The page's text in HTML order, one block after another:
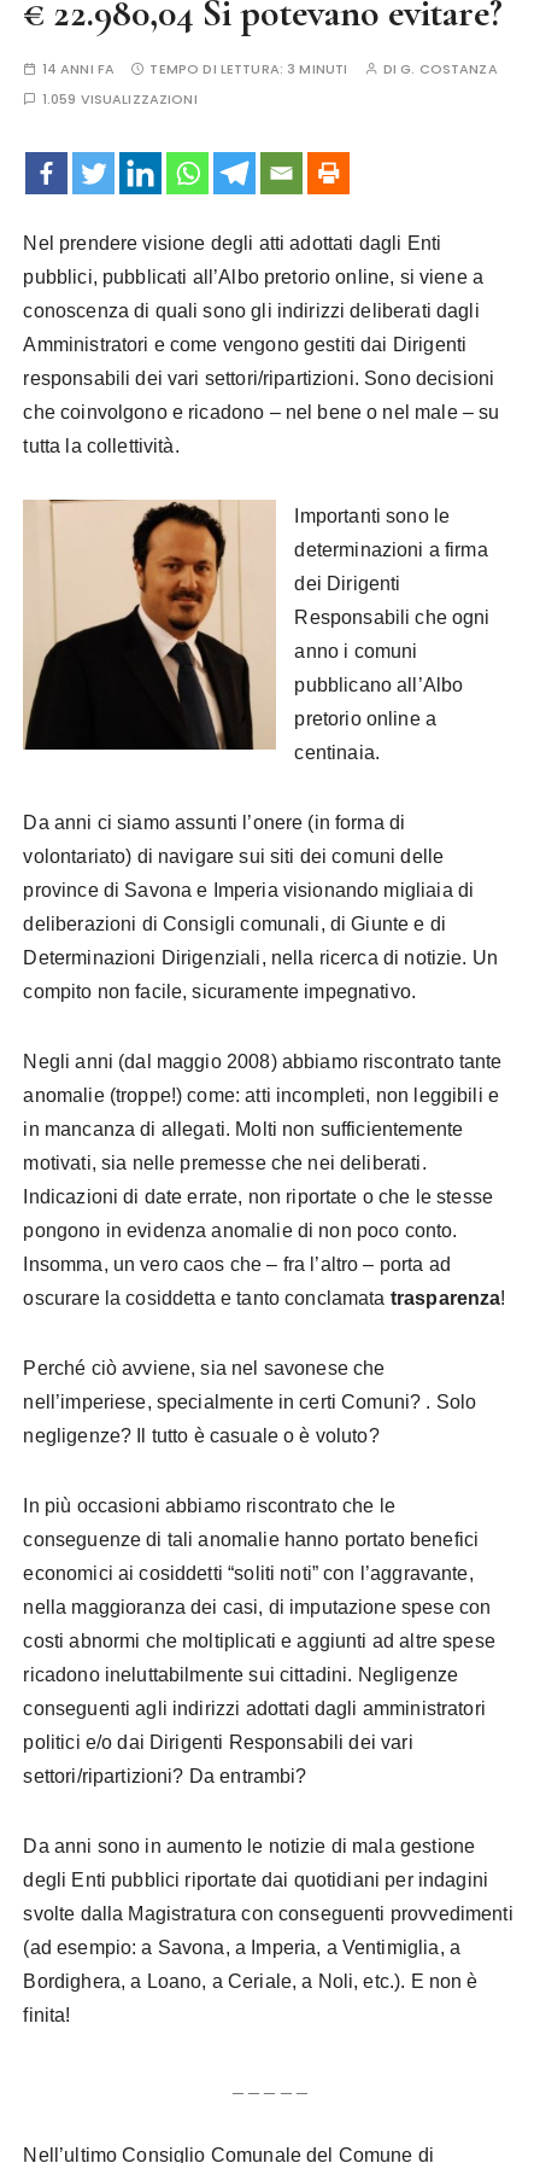
€ 22.980,04 Si potevano evitare?
14 ANNI FA TEMPO DI LETTURA: 3 MINUTI DIG. COSTANZA
1.059 VISUALIZZAZIONI
Nel prendere visione degli atti adottati dagli Enti
pubblici, pubblicati all’Albo pretorio online, si viene a
conoscenza di quali sono gli indirizzi deliberati dagli
Amministratori e come vengono gestiti dai Dirigenti
responsabili dei vari settori/ripartizioni. Sono decisioni
che coinvolgono e ricadono – nel bene o nel male – su
tutta la collettività.
Importanti sono le
determinazioni a firma
dei Dirigenti
Responsabili che ogni
anno i comuni
pubblicano all’Albo
pretorio online a
centinaia.
Da anni ci siamo assunti l’onere (in forma di
volontariato) di navigare sui siti dei comuni delle
province di Savona e Imperia visionando migliaia di
deliberazioni di Consigli comunali, di Giunte e di
Determinazioni Dirigenziali, nella ricerca di notizie. Un
compito non facile, sicuramente impegnativo.
Negli anni (dal maggio 2008) abbiamo riscontrato tante
anomalie (troppe!) come: atti incompleti, non leggibili e
in mancanza di allegati. Molti non sufficientemente
motivati, sia nelle premesse che nei deliberati.
Indicazioni di date errate, non riportate o che le stesse
pongono in evidenza anomalie di non poco conto.
Insomma, un vero caos che – fra l’altro – porta ad
oscurare la cosiddetta e tanto conclamata trasparenza!
Perché ciò avviene, sia nel savonese che
nell’imperiese, specialmente in certi Comuni? . Solo
negligenze? Il tutto è casuale o è voluto?
In più occasioni abbiamo riscontrato che le
conseguenze di tali anomalie hanno portato benefici
economici ai cosiddetti “soliti noti” con l’aggravante,
nella maggioranza dei casi, di imputazione spese con
costi abnormi che moltiplicati e aggiunti ad altre spese
ricadono ineluttabilmente sui cittadini. Negligenze
conseguenti agli indirizzi adottati dagli amministratori
politici e/o dai Dirigenti Responsabili dei vari
settori/ripartizioni? Da entrambi?
Da anni sono in aumento le notizie di mala gestione
degli Enti pubblici riportate dai quotidiani per indagini
svolte dalla Magistratura con conseguenti provvedimenti
(ad esempio: a Savona, a Imperia, a Ventimiglia, a
Bordighera, a Loano, a Ceriale, a Noli, etc.). E non è
finita!
Nell’ultimo Consiglio Comunale del Comune di